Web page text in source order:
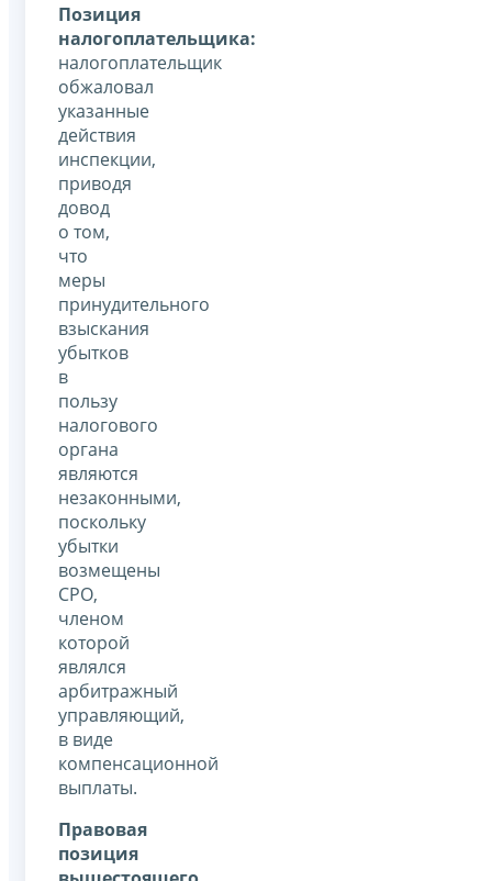
Позиция
налогоплательщика:
налогоплательщик
обжаловал
указанные
действия
инспекции,
приводя
довод
о том,
что
меры
принудительного
взыскания
убытков
в
пользу
налогового
органа
являются
незаконными,
поскольку
убытки
возмещены
СРО,
членом
которой
являлся
арбитражный
управляющий,
в виде
компенсационной
выплаты.
Правовая
позиция